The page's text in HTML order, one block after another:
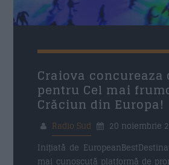
Craiova concureaza
pentru Cel mai
Crăciun din Europa!
Radio Sud
20 noiembrie
Inițiată de
mai cunoscută platformă de